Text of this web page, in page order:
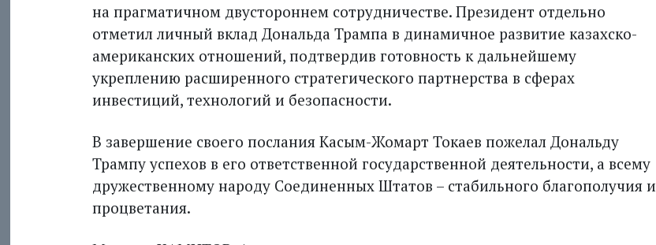
на прагматичном двустороннем сотрудничестве. Президент отдельно
отметил личный вклад Дональда Трампа в динамичное развитие казахско-
американских отношений, подтвердив готовность к дальнейшему
укреплению расширенного стратегического партнерства в сферах
инвестиций, технологий и безопасности.
В завершение своего послания Касым-Жомарт Токаев пожелал Дональду
Трампу успехов в его ответственной государственной деятельности, а всему
дружественному народу Соединенных Штатов – стабильного благополучия и
процветания.